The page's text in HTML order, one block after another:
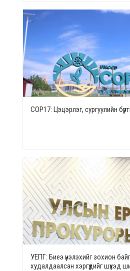
СОР17: Цэцэрлэг, сургуулийн
УЕПГ: Биеэ үнэлэхийг зохион
худалдаалсан хэргүүдийг шүүхэд